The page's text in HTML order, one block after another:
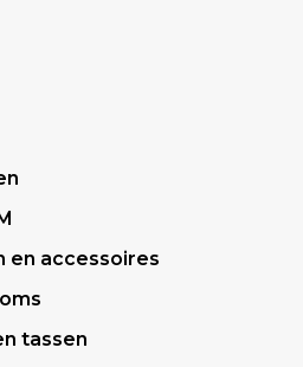
en accessoires
tassen